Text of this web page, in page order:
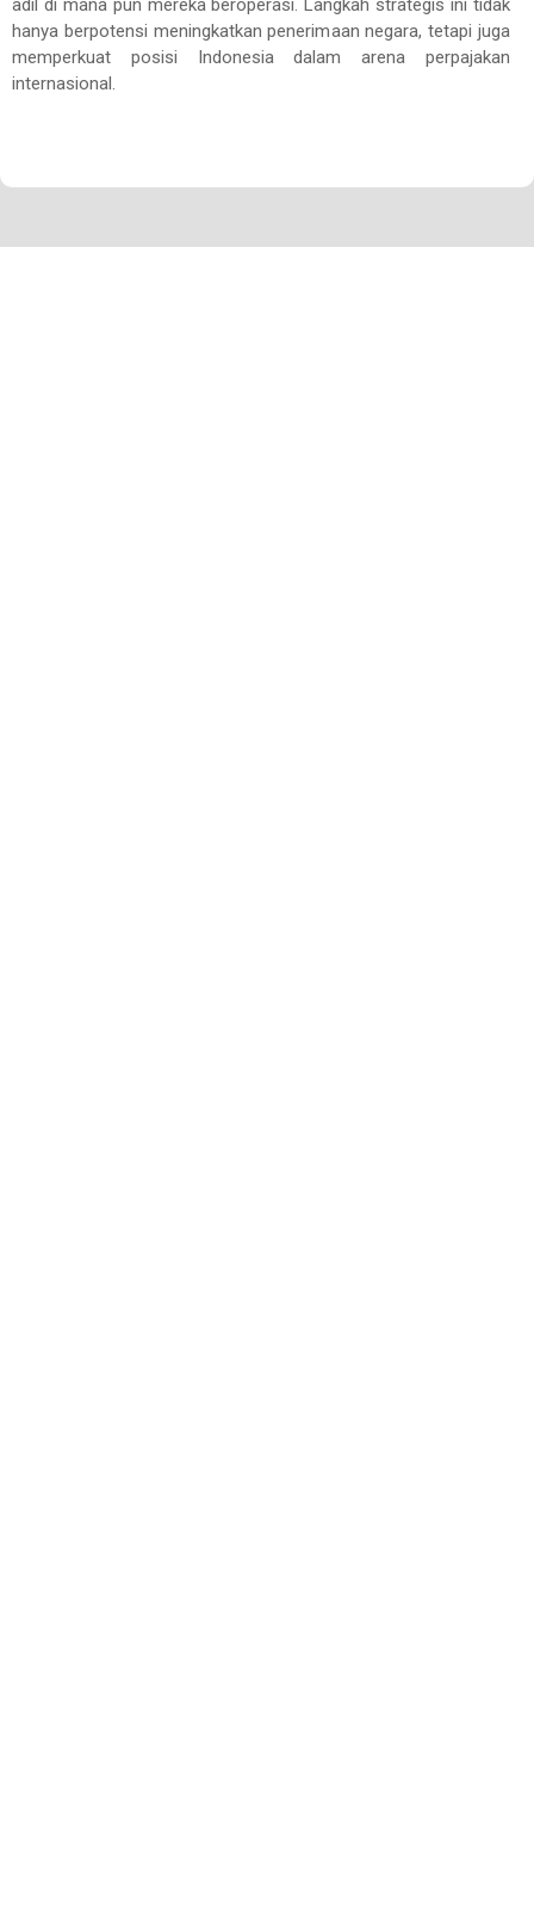
adil di mana pun mereka beroperasi. Langkah strategis ini tidak
hanya berpotensi meningkatkan penerimaan negara, tetapi juga
memperkuat posisi Indonesia dalam arena perpajakan
internasional.